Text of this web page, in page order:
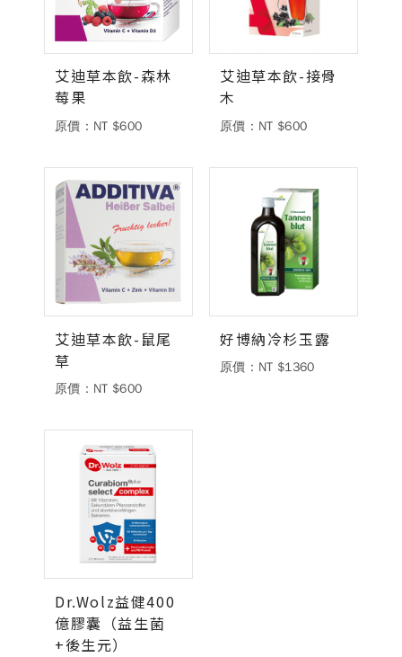
艾迪草本飲-森林
莓果
原價：NT $600
艾迪草本飲-接骨
木
原價：NT $600
艾迪草本飲-鼠尾
草
原價：NT $600
好博納冷杉玉露
原價：NT $1360
Dr.Wolz益健400
億膠囊（益生菌
+後生元）